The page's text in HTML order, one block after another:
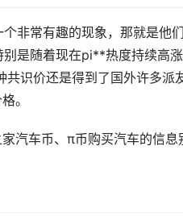
非常有趣的现象，那就是他
是随着现在pi**热度持续高
共识价还是得到了国外许多派
。
汽车币、π币购买汽车的信息